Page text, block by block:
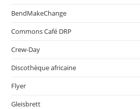
BendMakeChange
Commons Café DRP
Crew-Day
Discothèque africaine
Flyer
Gleisbrett